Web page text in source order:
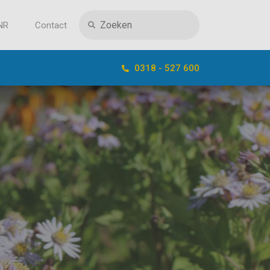
Contact
0318 - 527 600